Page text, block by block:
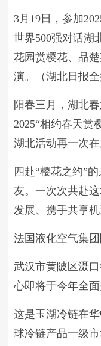
3月19日，参加
世界500强对话湖
花园赏樱花、品
演。（湖北日报全
阳春三月，湖北
2025“相约春天赏
湖北活动再一次
四赴“樱花之约”
友。一次次共赴
发展、携手共享
法国液化空气集
武汉市黄陂区滠
心即将于今年全面
这是玉湖冷链在
球冷链产品一级